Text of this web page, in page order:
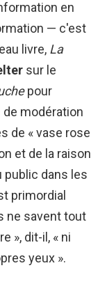
en
— c'est
livre, La
sur le
pour
modération
de « vase rose
et de la raison
public dans les
primordial
ne savent tout
», dit-il, « ni
yeux ».